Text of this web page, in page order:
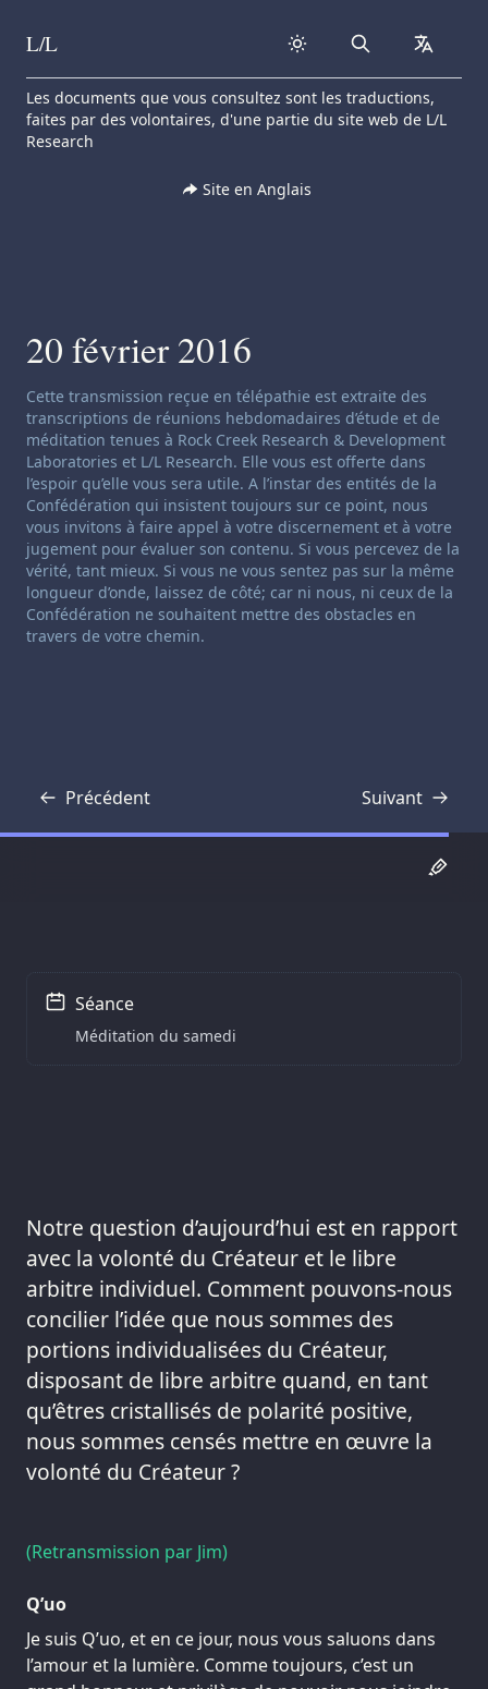
Skip to content
L/L Search
Les documents que vous consultez sont les traductions,
faites par des volontaires, d'une partie du site web de L/L
Research
Site en Anglais
20 février 2016
Clause de non-responsabilité concernant le channeling:
Cette transmission reçue en télépathie est extraite des
transcriptions de réunions hebdomadaires d’étude et de
méditation tenues à Rock Creek Research & Development
Laboratories et L/L Research. Elle vous est offerte dans
l’espoir qu’elle vous sera utile. A l’instar des entités de la
Confédération qui insistent toujours sur ce point, nous
vous invitons à faire appel à votre discernement et à votre
jugement pour évaluer son contenu. Si vous percevez de la
vérité, tant mieux. Si vous ne vous sentez pas sur la même
longueur d’onde, laissez de côté; car ni nous, ni ceux de la
Confédération ne souhaitent mettre des obstacles en
travers de votre chemin.
Précédent
Transcription Suivant
Transcription
Notre question d’aujourd’hui est en rapport
avec la volonté du Créateur et le libre
arbitre individuel. Comment pouvons-nous
concilier l’idée que nous sommes des
portions individualisées du Créateur,
disposant de libre arbitre quand, en tant
qu’êtres cristallisés de polarité positive,
nous sommes censés mettre en œuvre la
volonté du Créateur ?
(Retransmission par Jim)
Q’uo
Je suis Q’uo, et en ce jour, nous vous saluons dans
l’amour et la lumière. Comme toujours, c’est un
Séance
Méditation du samedi